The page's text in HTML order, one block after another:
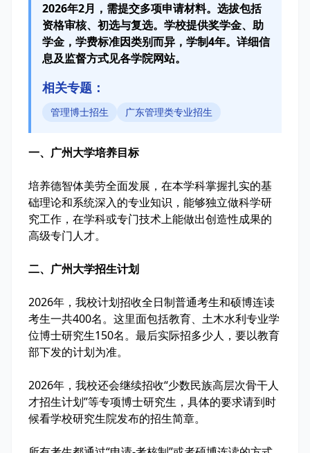
2026年2月，需提交多项申请材料。选拔包括
资格审核、初选与复选。学校提供奖学金、助
学金，学费标准因类别而异，学制4年。详细信
息及监督方式见各学院网站。
相关专题：
管理博士招生 广东管理类专业招生
一、广州大学培养目标
培养德智体美劳全面发展，在本学科掌握扎实的基
础理论和系统深入的专业知识，能够独立做科学研
究工作，在学科或专门技术上能做出创造性成果的
高级专门人才。
二、广州大学招生计划
2026年，我校计划招收全日制普通考生和硕博连读
考生一共400名。这里面包括教育、土木水利专业学
位博士研究生150名。最后实际招多少人，要以教育
部下发的计划为准。
2026年，我校还会继续招收“少数民族高层次骨干人
才招生计划”等专项博士研究生，具体的要求请到时
候看学校研究生院发布的招生简章。